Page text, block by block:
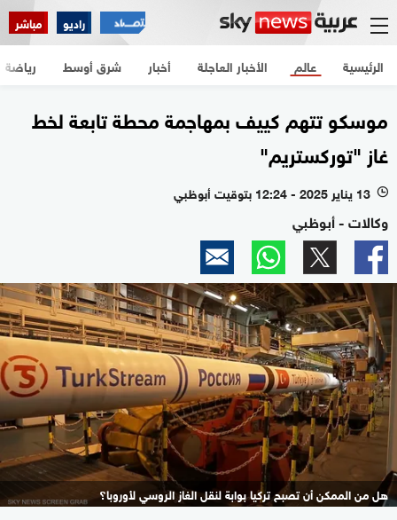
راديو مباشر
الرئيسية الأخبار العاجلة أخبار شرق أوسط عالم رياضة
موسكو تتهم كييف بمهاجمة محطة تابعة لخط
غاز "توركستريم"
l 13 يناير 2025 - 12:24 بتوقيت أبوظبي
وكالات - أبوظبي
هل من الممكن أن تصبح تركيا بوابة لنقل الغاز الروسي لأوروبا؟